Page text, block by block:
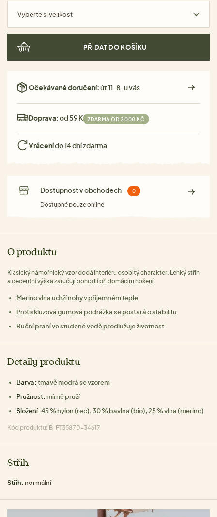
Vyberte si velikost
PŘIDAT DO KOŠÍKU
Očekávané doručení:út 11. 8. u vás
Doprava:od 59 Kč ZDARMA OD 2 000 KČ
Vrácenído 14 dní zdarma
Dostupnost v obchodech 0
Dostupné pouze online
O produktu
Klasický námořnický vzor dodá interiéru osobitý charakter. Lehký střih
a decentní výška zaručují pohodlí při domácím nošení.
Merino vlna udrží nohy v příjemném teple
Protiskluzová gumová podrážka se postará o stabilitu
Ruční praní ve studené vodě prodlužuje životnost
Detaily produktu
Barva: tmavě modrá se vzorem
Pružnost: mírně pruží
Složení: 45 % nylon (rec), 30 % bavlna (bio), 25 % vlna (merino)
Kód produktu: B-FT35870-34617
Střih
Střih: normální